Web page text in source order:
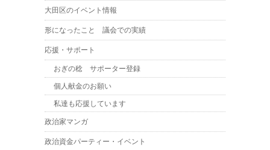
大田区のイベント情報
形になったこと 議会での実績
応援・サポート
おぎの稔 サポーター登録
個人献金のお願い
私達も応援しています
政治家マンガ
政治資金パーティー・イベント